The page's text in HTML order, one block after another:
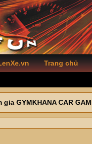
Trang chủ
GYMKHANA CAR